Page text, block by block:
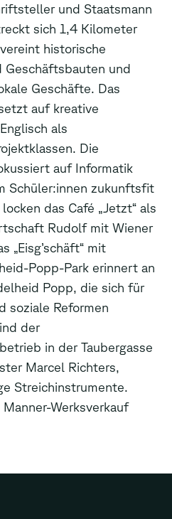
und Staatsmann
sich 1,4 Kilometer
historische
Geschäftsbauten und
Geschäfte. Das
auf kreative
als
Die
auf Informatik
Schüler:innen zukunftsfit
das Café „Jetzt“ als
Rudolf mit Wiener
„Eisg’schäft“ mit
Popp-Park erinnert an
Popp, die sich für
soziale Reformen
der
in der Taubergasse
Marcel Richters,
Streichinstrumente.
Werksverkauf